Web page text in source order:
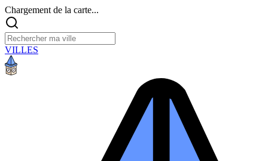
Chargement de la carte...
VILLES